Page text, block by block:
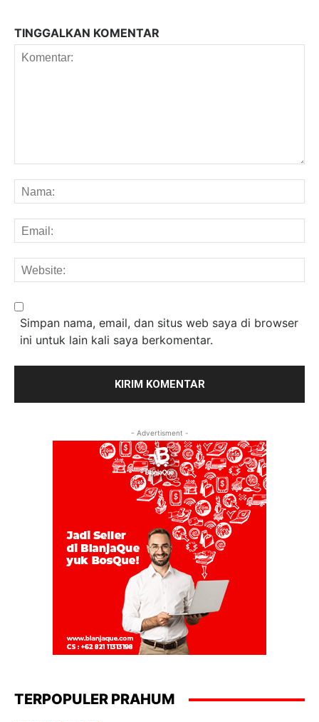
TINGGALKAN KOMENTAR
Simpan nama, email, dan situs web saya di browser
ini untuk lain kali saya berkomentar.
- Advertisment -
TERPOPULER PRAHUM